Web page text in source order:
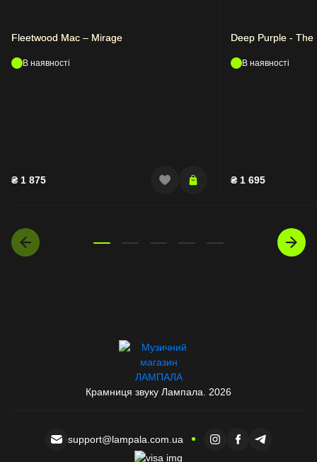
Fleetwood Mac – Mirage
В наявності
₴ 1 875
Deep Purple - The
В наявності
₴ 1 695
Крамниця звуку Лампала. 2026
support@lampala.com.ua